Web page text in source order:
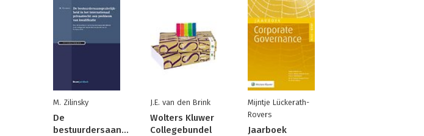
M. Zilinsky
De
bestuurdersaansprakelijkheid
J.E. van den Brink
Wolters Kluwer
Collegebundel
Mijntje Lückerath-
Rovers
Jaarboek